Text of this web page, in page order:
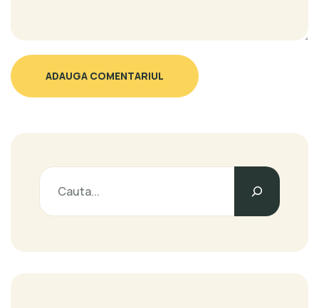
ADAUGA COMENTARIUL